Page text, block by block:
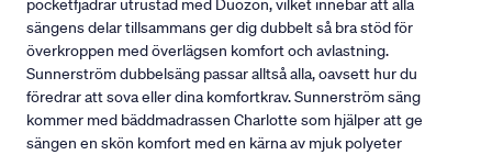
pocketfjädrar utrustad med Duozon, vilket innebär att alla
sängens delar tillsammans ger dig dubbelt så bra stöd för
överkroppen med överlägsen komfort och avlastning.
Sunnerström dubbelsäng passar alltså alla, oavsett hur du
föredrar att sova eller dina komfortkrav. Sunnerström säng
kommer med bäddmadrassen Charlotte som hjälper att ge
sängen en skön komfort med en kärna av mjuk polyeter